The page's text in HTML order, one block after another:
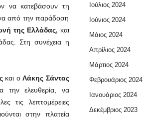
να κατεβάσουν τη
από την παράδοση
της Ελλάδας, και
Στη συνέχεια η
και οΛάκης Σάντας
την ελευθερία, να
τις λεπτομέρειες
στην πλατεία
Ιούλιος 2024
Ιούνιος 2024
Μάιος 2024
Απρίλιος 2024
Μάρτιος 2024
Φεβρουάριος 2024
Ιανουάριος 2024
Δεκέμβριος 2023